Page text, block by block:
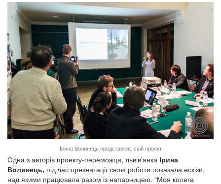
Ірина Волинець представляє свій проект
Одна з авторів проекту-переможця, львів’янка Ірина
Волинець, під час презентації своєї роботи показала ескізи,
над якими працювала разом із напарницею. “Моя колега